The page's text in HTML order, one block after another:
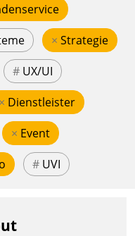
× Strategie
# UX/UI
× Dienstleister
× Event
# UVI